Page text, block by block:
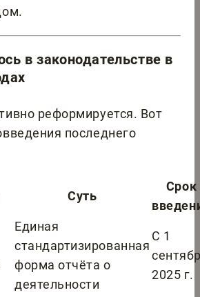
в законодательстве в
реформируется. Вот
последнего
Суть
Срок
Единая
стандартизированная
форма отчёта о
деятельности
С 1
2025 г.